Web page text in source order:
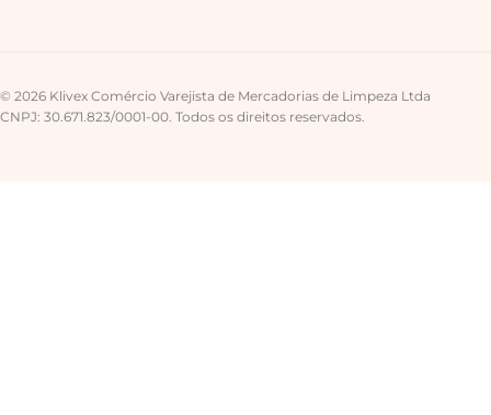
© 2026 Klivex Comércio Varejista de Mercadorias de Limpeza Ltda
CNPJ: 30.671.823/0001-00. Todos os direitos reservados.